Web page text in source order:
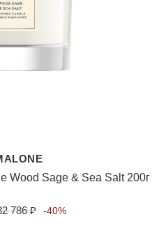
Wood Sage & Sea Salt 200г
786₽ -40%